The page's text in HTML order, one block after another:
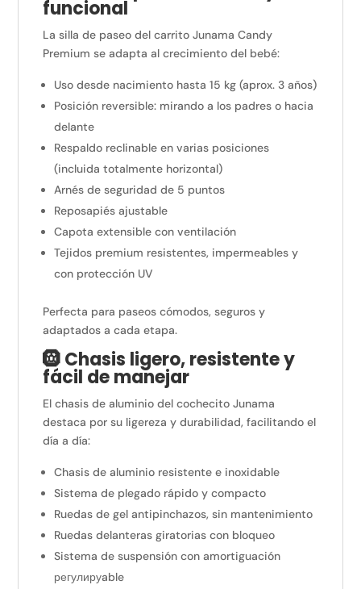
funcional
La silla de paseo del carrito Junama Candy
Premium se adapta al crecimiento del bebé:
Uso desde nacimiento hasta 15 kg (aprox. 3 años)
Posición reversible: mirando a los padres o hacia
delante
Respaldo reclinable en varias posiciones
(incluida totalmente horizontal)
Arnés de seguridad de 5 puntos
Reposapiés ajustable
Capota extensible con ventilación
Tejidos premium resistentes, impermeables y
con protección UV
Perfecta para paseos cómodos, seguros y
adaptados a cada etapa.
🛞 Chasis ligero, resistente y
fácil de manejar
El chasis de aluminio del cochecito Junama
destaca por su ligereza y durabilidad, facilitando el
día a día:
Chasis de aluminio resistente e inoxidable
Sistema de plegado rápido y compacto
Ruedas de gel antipinchazos, sin mantenimiento
Ruedas delanteras giratorias con bloqueo
Sistema de suspensión con amortiguación
регулируable